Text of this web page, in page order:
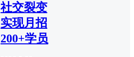
社交裂变
实现月招
200+学员